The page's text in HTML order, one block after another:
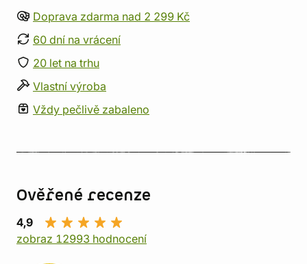
Doprava zdarma nad 2 299 Kč
60 dní na vrácení
20 let na trhu
Vlastní výroba
Vždy pečlivě zabaleno
Ověřené recenze
4,9
zobraz 12993 hodnocení